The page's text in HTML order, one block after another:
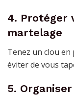
4. Protéger
martelage
Tenez un clou en
éviter de vous
5.